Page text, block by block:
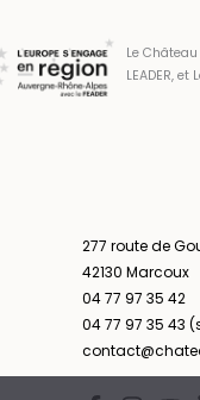
Le
LEADER,
277 route de
42130 Marcoux
04 77 97 35 42
04 77 97 35 43